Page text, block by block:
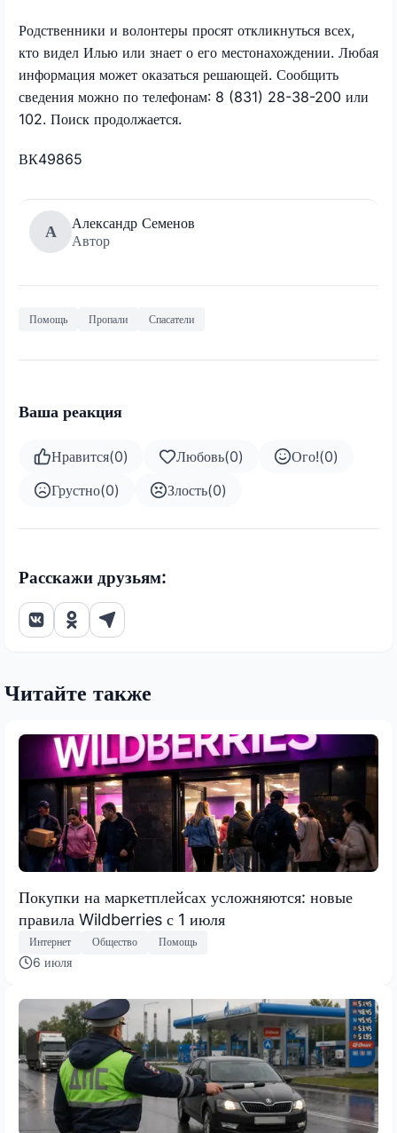
Родственники и волонтеры просят откликнуться всех,
кто видел Илью или знает о его местонахождении. Любая
информация может оказаться решающей. Сообщить
сведения можно по телефонам: 8 (831) 28-38-200 или
102. Поиск продолжается.
ВК49865
А
Александр Семенов
Автор
Помощь Пропали Спасатели
Ваша реакция
Нравится(0) Любовь(0) Ого!(0)
Грустно(0) Злость(0)
Расскажи друзьям:
Читайте также
Покупки на маркетплейсах усложняются: новые
правила Wildberries с 1 июля
Интернет Общество Помощь
6 июля